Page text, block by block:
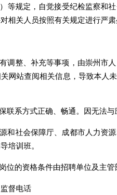
等规定，自觉接受纪检监察
相关人员按照有关规定进行严
整、补充等事项，由崇州市
网站查阅相关信息，导致本人
系方式正确、畅通。因无法与
社会保障厅、成都市人力资
培训班。
的资格条件由招聘单位及主管
督电话